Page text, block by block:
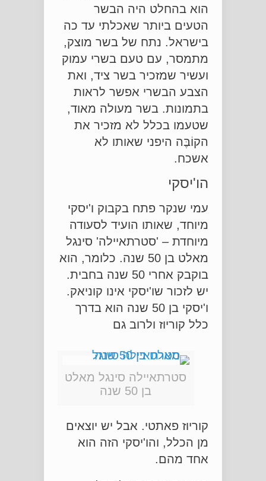
הוא בהחלט היה הבשר
הטעים ביותר שאכלתי עד כה
בישראל. נתח של בשר מוצק,
מתמסר, עם טעם בשרי עמוק
ועשיר שמזכיר בשר ציד, ואת
הצבע הבשרי אפשר לראות
בתמונות. בשר מעולה מאוד,
שטעמו בכלל לא מזכיר את
הקוֹבֶּה היפני שאותו לא
אשכח.
הו'יסקי
עמי שנקר פתח בקבוק ו'יסקי
מיוחד, שאותו הועיד לסעודה
מיוחדת – 'סטרתאיילה' סינגל
מאלט בן 50 שנה. כלומר, הוא
בוקבק אחרי 50 שנה בחבית.
יש לזכור שו'יסקי אינו קוניאק.
ו'יסקי בן 50 שנה הוא בדרך
כלל קוריוז ולרוב גם
סטרתאיילה סינגל מאלט
בן 50 שנה
קוריוז פאתטי. אבל יש יוצאים
מן הכלל, והו'יסקי הזה הוא
אחד מהם.